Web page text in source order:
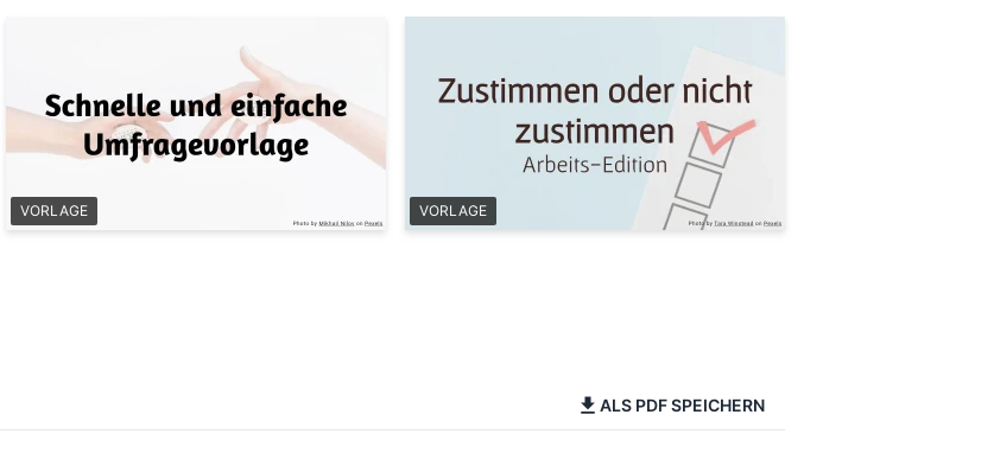
VORLAGE VORLAGE
ALS PDF SPEICHERN